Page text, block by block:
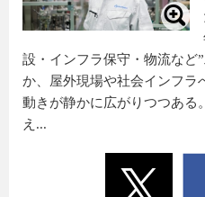
設・インフラ保守・物流など
か、屋外現場や社会インフラ
動きが静かに広がりつつある
え...